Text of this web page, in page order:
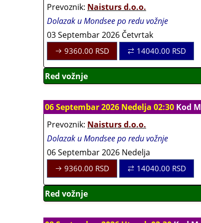
Prevoznik: Naisturs d.o.o.
Dolazak u Mondsee po redu vožnje
03 Septembar 2026 Četvrtak
9360.00 RSD 14040.00 RSD
Red vožnje
06 Septembar 2026 Nedelja 02:30 Kod
Prevoznik: Naisturs d.o.o.
Dolazak u Mondsee po redu vožnje
06 Septembar 2026 Nedelja
9360.00 RSD 14040.00 RSD
Red vožnje